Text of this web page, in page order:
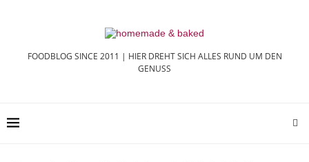
FOODBLOG SINCE 2011 | HIER DREHT SICH ALLES RUND UM DEN
GENUSS